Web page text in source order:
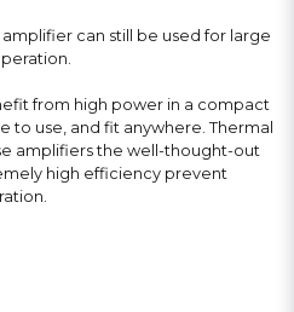
can still be used for large
from high power in a compact
to use, and fit anywhere. Thermal
amplifiers the well-thought-out
high efficiency prevent